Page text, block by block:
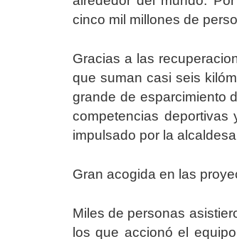
cinco mil millones de
Gracias a las
que suman casi seis
grande de esparcimiento
competencias
impulsado por la
Gran acogida en las
Miles de personas
los que accionó el